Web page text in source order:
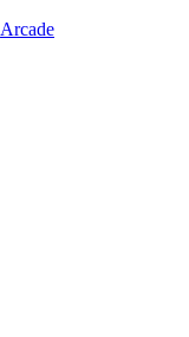
Arcade